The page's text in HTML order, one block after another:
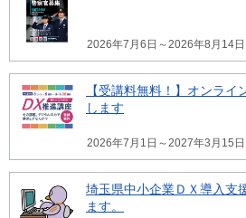
2026年7月6日～2026年8月14日
【受講料無料！】オンラ
します
2026年7月1日～2027年3月15日
埼玉県中小企業ＤＸ導入支
ます。